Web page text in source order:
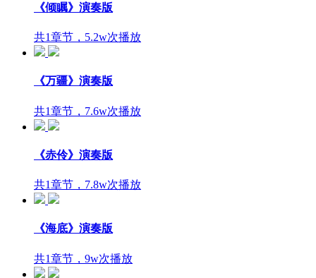
《倾瞩》演奏版
共1章节，5.2w次播放
《万疆》演奏版
共1章节，7.6w次播放
《赤伶》演奏版
共1章节，7.8w次播放
《海底》演奏版
共1章节，9w次播放